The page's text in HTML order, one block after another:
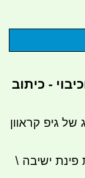
- כיתוב
גיפ קראוון
פינת ישיבה \